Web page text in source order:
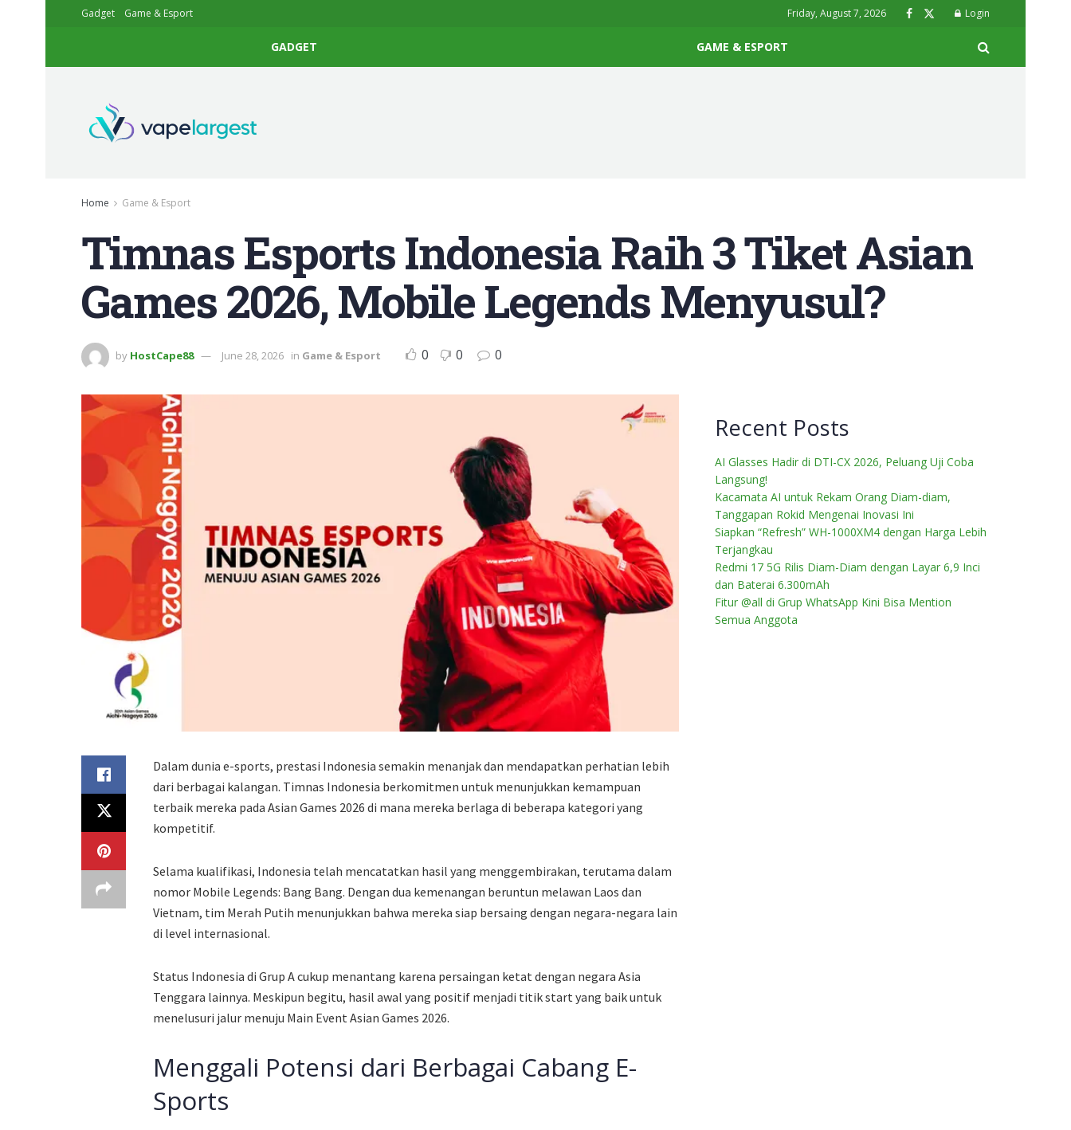
Gadget Game & Esport Friday, August 7, 2026 Login
GADGET GAME & ESPORT
Home Game & Esport
Timnas Esports Indonesia Raih 3 Tiket Asian
Games 2026, Mobile Legends Menyusul?
by HostCape88 June 28, 2026 in Game & Esport 0 0 0
Dalam dunia e-sports, prestasi Indonesia semakin menanjak dan mendapatkan perhatian lebih
dari berbagai kalangan. Timnas Indonesia berkomitmen untuk menunjukkan kemampuan
terbaik mereka pada Asian Games 2026 di mana mereka berlaga di beberapa kategori yang
kompetitif.
Selama kualifikasi, Indonesia telah mencatatkan hasil yang menggembirakan, terutama dalam
nomor Mobile Legends: Bang Bang. Dengan dua kemenangan beruntun melawan Laos dan
Vietnam, tim Merah Putih menunjukkan bahwa mereka siap bersaing dengan negara-negara lain
di level internasional.
Status Indonesia di Grup A cukup menantang karena persaingan ketat dengan negara Asia
Tenggara lainnya. Meskipun begitu, hasil awal yang positif menjadi titik start yang baik untuk
menelusuri jalur menuju Main Event Asian Games 2026.
Menggali Potensi dari Berbagai Cabang E-
Sports
Recent Posts
AI Glasses Hadir di DTI-CX 2026, Peluang Uji Coba
Langsung!
Kacamata AI untuk Rekam Orang Diam-diam,
Tanggapan Rokid Mengenai Inovasi Ini
Siapkan “Refresh” WH-1000XM4 dengan Harga Lebih
Terjangkau
Redmi 17 5G Rilis Diam-Diam dengan Layar 6,9 Inci
dan Baterai 6.300mAh
Fitur @all di Grup WhatsApp Kini Bisa Mention
Semua Anggota